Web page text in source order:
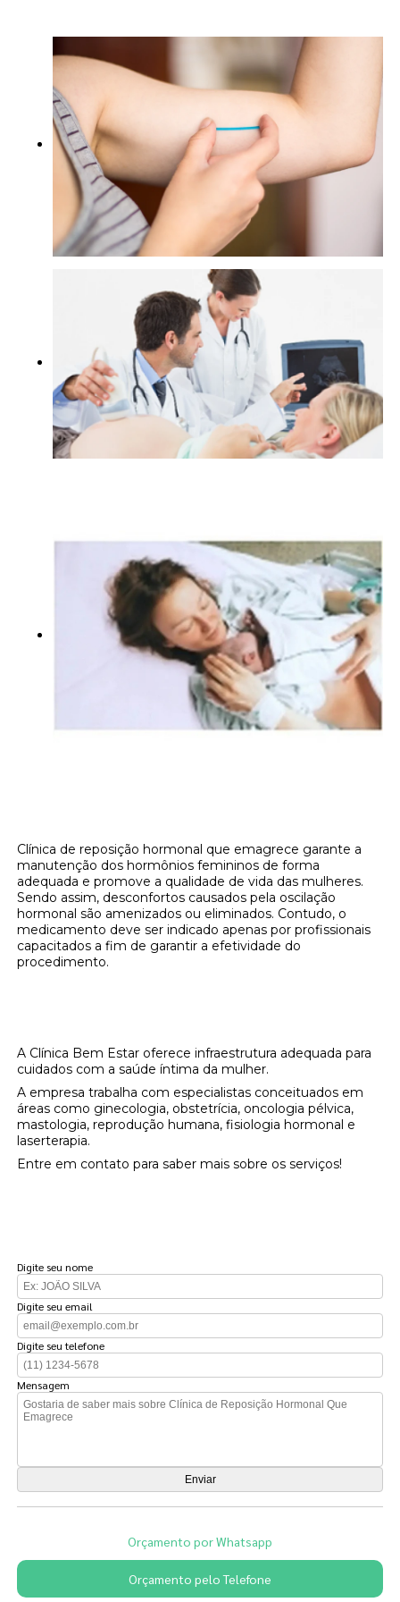
Clínica de reposição hormonal que emagrece garante a
manutenção dos hormônios femininos de forma
adequada e promove a qualidade de vida das mulheres.
Sendo assim, desconfortos causados pela oscilação
hormonal são amenizados ou eliminados. Contudo, o
medicamento deve ser indicado apenas por profissionais
capacitados a fim de garantir a efetividade do
procedimento.
A Clínica Bem Estar oferece infraestrutura adequada para
cuidados com a saúde íntima da mulher.
A empresa trabalha com especialistas conceituados em
áreas como ginecologia, obstetrícia, oncologia pélvica,
mastologia, reprodução humana, fisiologia hormonal e
laserterapia.
Entre em contato para saber mais sobre os serviços!
Digite seu nome
Digite seu email
Digite seu telefone
Mensagem
Orçamento por Whatsapp
Orçamento pelo Telefone